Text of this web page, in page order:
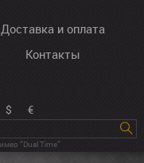
Доставка и оплата
Контакты
$ €
“Dual Time”